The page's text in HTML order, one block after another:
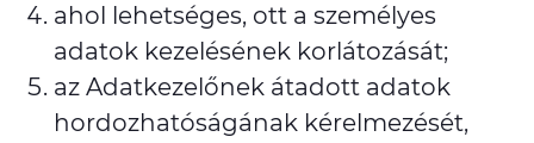
ahol lehetséges, ott a személyes
adatok kezelésének korlátozását;
az Adatkezelőnek átadott adatok
hordozhatóságának kérelmezését,